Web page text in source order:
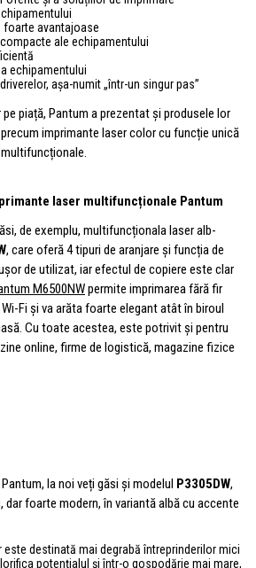
foarte avantajoase
ale echipamentului
echipamentului
așa-numit „într-un singur pas”
piață, Pantum a prezentat și produsele lor
imprimante laser color cu funcție unică
laser multifuncționale Pantum
de exemplu, multifuncționala laser alb-
, care oferă 4 tipuri de aranjare și funcția de
de utilizat, iar efectul de copiere este clar
M6500NWpermite imprimarea fără fir
Fi și va arăta foarte elegant atât în biroul
Cu toate acestea, este potrivit și pentru
online, firme de logistică, magazine fizice
la noi veți găsi și modelul P3305DW,
dar foarte modern, în variantă albă cu accente
este destinată mai degrabă întreprinderilor mici
potențialul și într-o gospodărie mai mare,